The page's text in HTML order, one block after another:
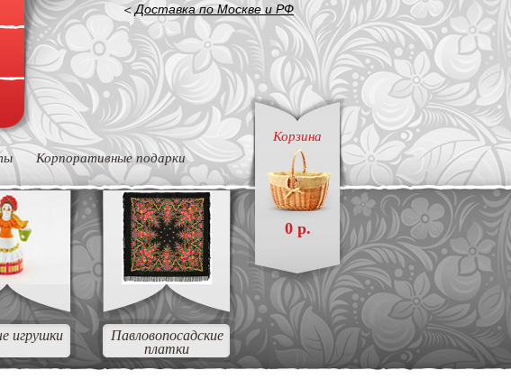
<Доставка по Москве и РФ
Корзина
0 р.
Корпоративные подарки
игрушки Павловопосадские
платки